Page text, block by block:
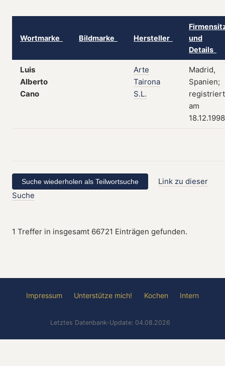
Wortmarke Bildmarke Hersteller
und
Details
Luis
Alberto
Cano
Arte
Tairona
S.L.
Madrid,
Spanien;
registriert
am
18.12.1998
Link zu dieser
Suche
1 Treffer in insgesamt 66721 Einträgen gefunden.
Impressum Unterstütze mich! Kochen Intern
Letztes Datenbank-Update: 04.08.2026